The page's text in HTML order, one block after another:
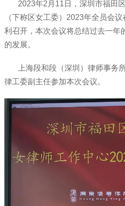
2023年2月11日，深圳市福田
（下称区女工委）2023年全员会
利召开，本次会议将总结过去一年
的发展。
上海段和段（深圳）律师事务
律工委副主任参加本次会议。